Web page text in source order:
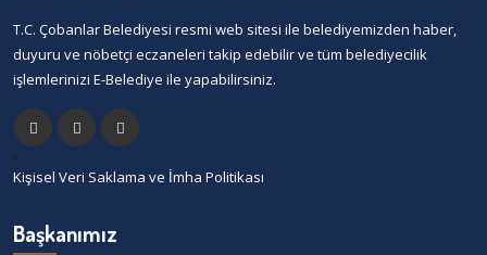
T.C. Çobanlar Belediyesi resmi web sitesi ile belediyemizden haber,
duyuru ve nöbetçi eczaneleri takip edebilir ve tüm belediyecilik
işlemlerinizi E-Belediye ile yapabilirsiniz.
Kişisel Veri Saklama ve İmha Politikası
Başkanımız